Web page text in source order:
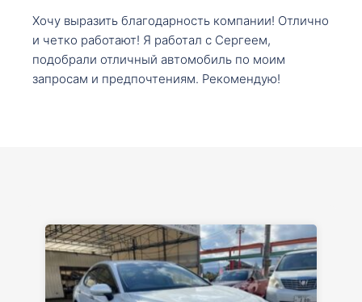
Хочу выразить благодарность компании! Отлично
и четко работают! Я работал с Сергеем,
подобрали отличный автомобиль по моим
запросам и предпочтениям. Рекомендую!